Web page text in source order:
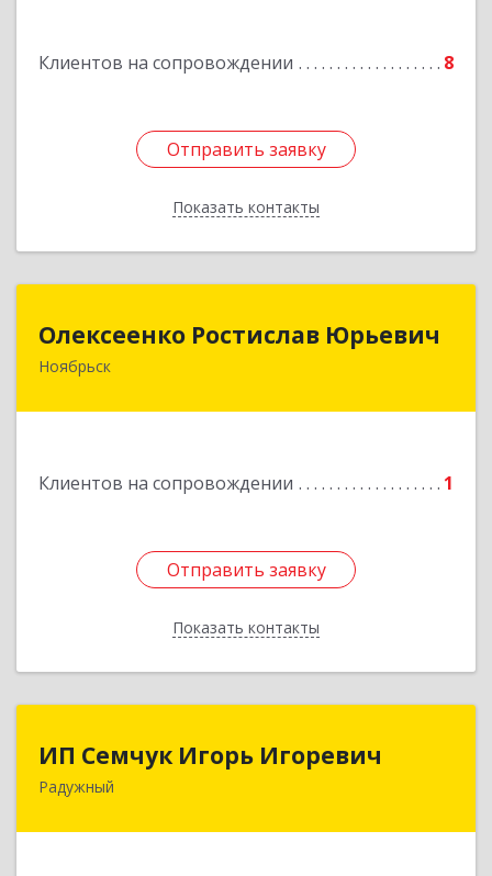
Клиентов на сопровождении 8
Отправить заявку
Показать контакты
Подробнее
Отправить заявку
Назад
Олексеенко Ростислав Юрьевич
Ноябрьск
Клиентов на сопровождении 1
Отправить заявку
Показать контакты
629804, Ямало-Ненецкий АО, Ноябрьск г,
Отправить заявку
Назад
ИП Семчук Игорь Игоревич
Радужный628464, ХМАО-Югра, г. Радужный, 1 мкн.,